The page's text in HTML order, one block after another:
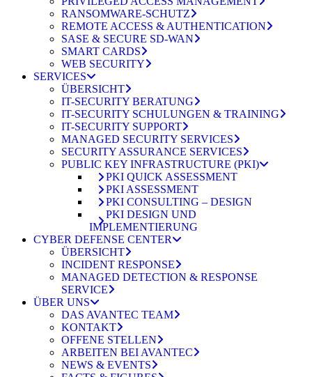
RANSOMWARE-SCHUTZ
REMOTE ACCESS & AUTHENTICATION
SASE & SECURE SD-WAN
SMART CARDS
WEB SECURITY
SERVICES
ÜBERSICHT
IT-SECURITY BERATUNG
IT-SECURITY SCHULUNGEN & TRAINING
IT-SECURITY SUPPORT
MANAGED SECURITY SERVICES
SECURITY ASSURANCE SERVICES
PUBLIC KEY INFRASTRUCTURE (PKI)
PKI QUICK ASSESSMENT
PKI ASSESSMENT
PKI CONSULTING – DESIGN
PKI DESIGN UND
IMPLEMENTIERUNG
CYBER DEFENSE CENTER
ÜBERSICHT
INCIDENT RESPONSE
MANAGED DETECTION & RESPONSE
SERVICE
ÜBER UNS
DAS AVANTEC TEAM
KONTAKT
OFFENE STELLEN
ARBEITEN BEI AVANTEC
NEWS & EVENTS